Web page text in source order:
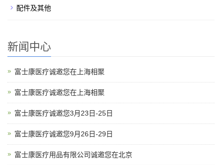
配件及其他
新闻中心
富士康医疗诚邀您在上海相聚
富士康医疗诚邀您在上海相聚
富士康医疗诚邀您3月23日-25日
富士康医疗诚邀您9月26日-29日
富士康医疗用品有限公司诚邀您在北京